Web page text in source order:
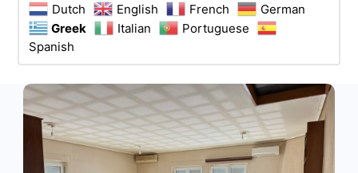
Dutch
English French
German
Greek
Italian
Portuguese
Spanish